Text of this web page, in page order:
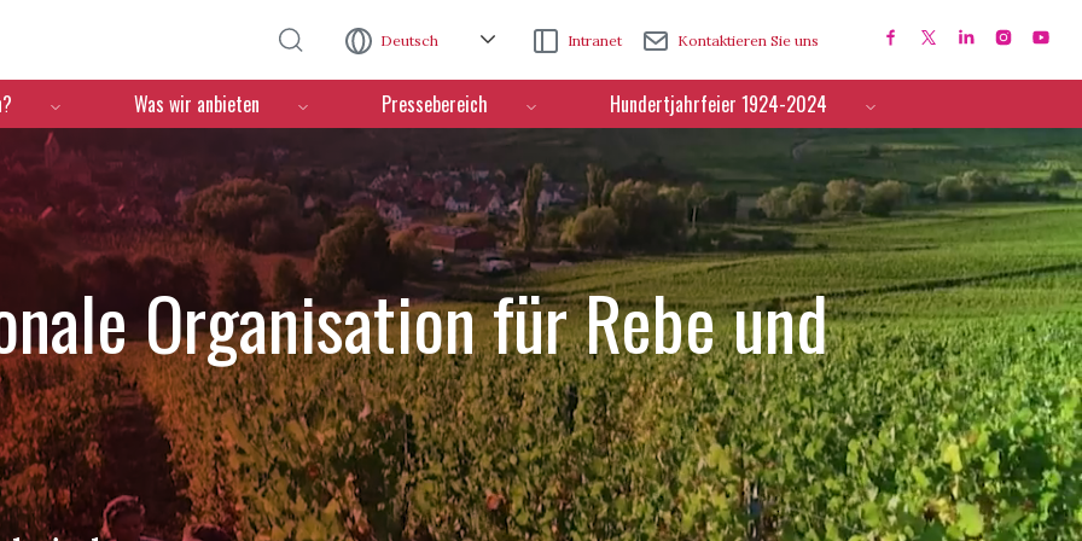
Deutsch Intranet Kontaktieren Sie uns
Was wir anbieten Pressebereich Hundertjahrfeier 1924-2024
Organisation für Rebe und